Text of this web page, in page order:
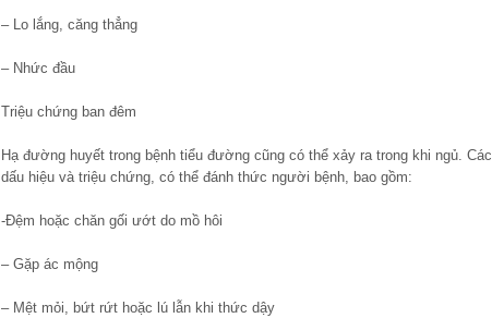
– Lo lắng, căng thẳng
– Nhức đầu
Triệu chứng ban đêm
Hạ đường huyết trong bệnh tiểu đường cũng có thể xảy ra trong khi ngủ. Các
dấu hiệu và triệu chứng, có thể đánh thức người bệnh, bao gồm:
-Đệm hoặc chăn gối ướt do mồ hôi
– Gặp ác mộng
– Mệt mỏi, bứt rứt hoặc lú lẫn khi thức dậy